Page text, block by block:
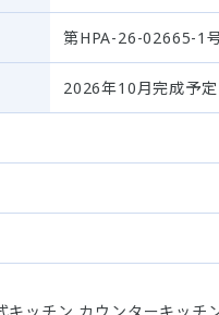
第HPA-26-02665-1
2026年10月完成予定